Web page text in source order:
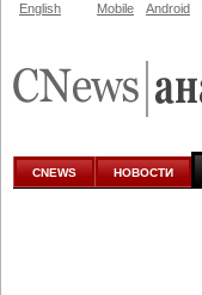
аналитике
English Mobile Android
CNEWS НОВОСТИ